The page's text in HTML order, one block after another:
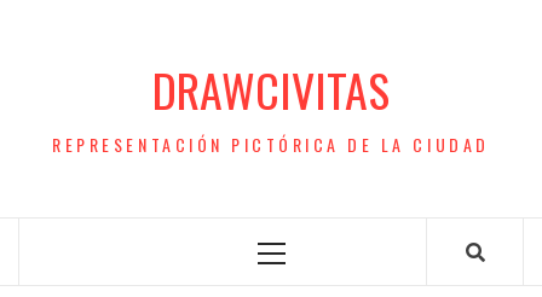
DRAWCIVITAS
REPRESENTACIÓN PICTÓRICA DE LA CIUDAD
Menú